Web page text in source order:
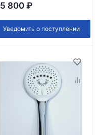
5 800 ₽
Уведомить о поступлении